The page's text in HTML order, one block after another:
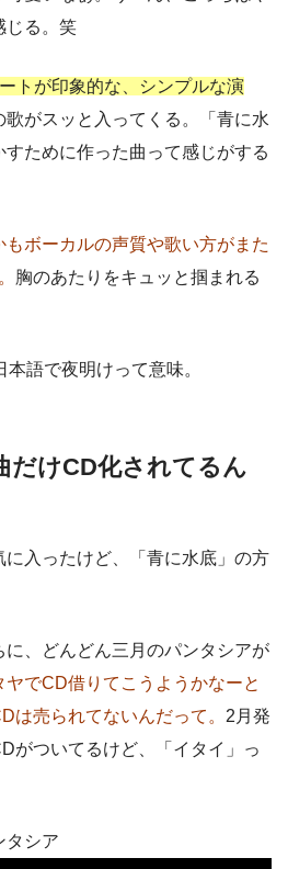
じる。笑
トが印象的な、シンプルな演
歌がスッと入ってくる。「青に水
ために作った曲って感じがする
ボーカルの声質や歌い方がまた
胸のあたりをキュッと掴まれる
語で夜明けって意味。
だけCD化されてるん
入ったけど、「青に水底」の方
、どんどん三月のパンタシアが
ヤでCD借りてこうようかなーと
は売られてないんだって。 2月発
がついてるけど、「イタイ」っ
タシア